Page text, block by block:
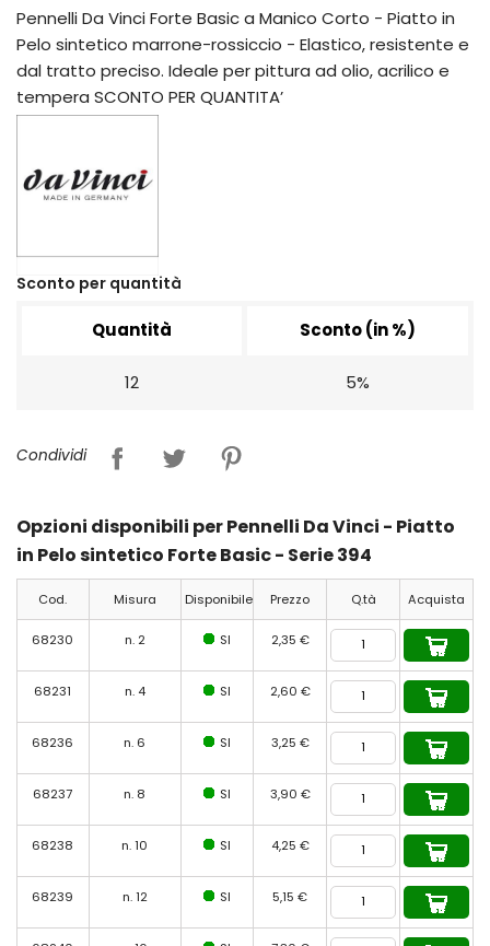
Pennelli Da Vinci Forte Basic a Manico Corto - Piatto in
Pelo sintetico marrone-rossiccio - Elastico, resistente e
dal tratto preciso. Ideale per pittura ad olio, acrilico e
tempera SCONTO PER QUANTITA’
Sconto per quantità
Quantità Sconto (in %)
12 5%
Condividi
Opzioni disponibili per Pennelli Da Vinci - Piatto
in Pelo sintetico Forte Basic - Serie 394
Cod. Misura Disponibile Prezzo Q.tà Acquista
68230 n. 2 SI 2,35 €
68231 n. 4 SI 2,60 €
68236 n. 6 SI 3,25 €
68237 n. 8 SI 3,90 €
68238 n. 10 SI 4,25 €
68239 n. 12 SI 5,15 €